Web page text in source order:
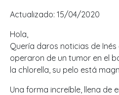
Actualizado: 15/04/2020
Hola,
Quería daros noticias de
operaron de un tumor en el
la chlorella, su pelo está
Una forma increíble, llena de